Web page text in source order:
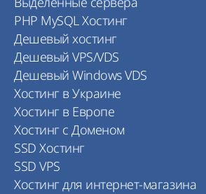
PHP MySQL Хостинг
Дешевый хостинг
Дешевый VPS/VDS
Дешевый Windows VDS
Хостинг в Украине
Хостинг в Европе
Хостинг с Доменом
SSD Хостинг
SSD VPS
Хостинг для интернет-магазина